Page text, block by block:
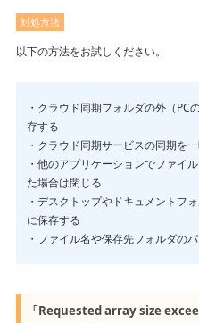
対処方法
以下の方法をお試しください。
・クラウド同期フォルダの外（
存する
・クラウド同期サービスの同期を
・他のアプリケーションでファイ
た場合は閉じる
・デスクトップやドキュメントフ
に保存する
・ファイル名や保存先フォルダの
「Requested array size